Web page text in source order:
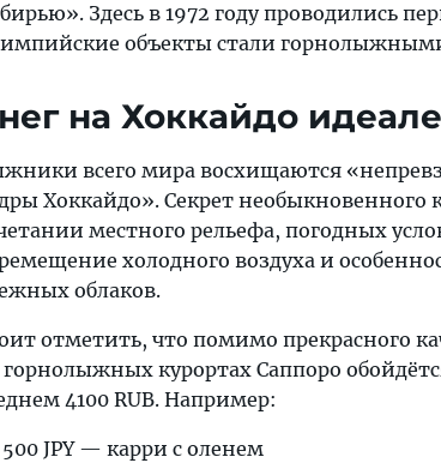
Здесь в 1972 году проводились
объекты стали
на Хоккайдо
всего мира восхищаются
Хоккайдо». Секрет необыкновенного
местного рельефа, погодных
холодного воздуха и
облаков.
отметить, что помимо прекрасного
горнолыжных курортах Саппоро
4100 RUB. Например:
500 JPY — карри с оленем